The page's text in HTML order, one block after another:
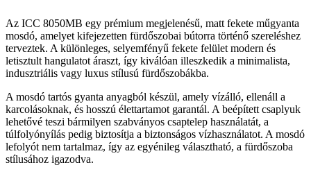
Az ICC 8050MB egy prémium megjelenésű, matt fekete műgyanta
mosdó, amelyet kifejezetten fürdőszobai bútorra történő szereléshez
terveztek. A különleges, selyemfényű fekete felület modern és
letisztult hangulatot áraszt, így kiválóan illeszkedik a minimalista,
indusztriális vagy luxus stílusú fürdőszobákba.
A mosdó tartós gyanta anyagból készül, amely vízálló, ellenáll a
karcolásoknak, és hosszú élettartamot garantál. A beépített csaplyuk
lehetővé teszi bármilyen szabványos csaptelep használatát, a
túlfolyónyílás pedig biztosítja a biztonságos vízhasználatot. A mosdó
lefolyót nem tartalmaz, így az egyénileg választható, a fürdőszoba
stílusához igazodva.